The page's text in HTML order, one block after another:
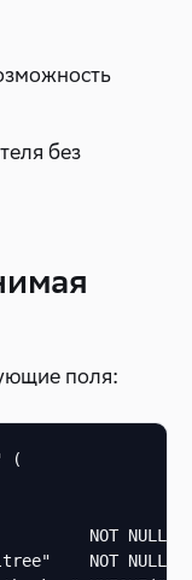
без
поля:
(
NOT NULL,
NOT NULL,